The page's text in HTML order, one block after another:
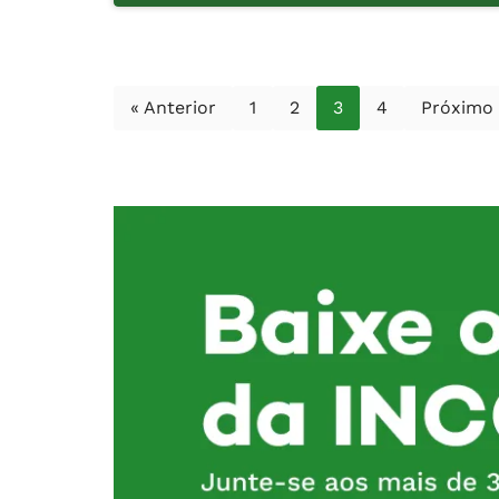
« Anterior 1 2 3 4 Próximo